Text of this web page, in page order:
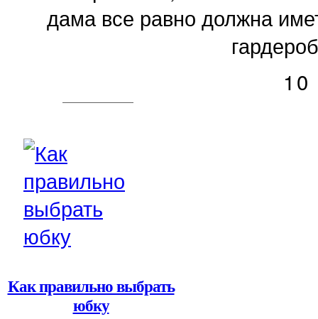
дама все равно должна
Как правильно выбрать
юбку